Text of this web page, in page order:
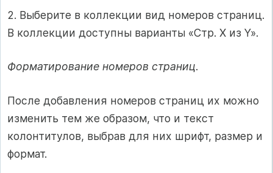
2. Выберите в коллекции вид номеров страниц.
В коллекции доступны варианты «Стр. X из Y».
Форматирование номеров страниц.
После добавления номеров страниц их можно
изменить тем же образом, что и текст
колонтитулов, выбрав для них шрифт, размер и
формат.